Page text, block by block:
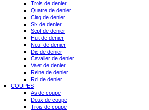
Trois de denier
Quatre de denier
Cinq de denier
Six de denier
Sept de denier
Huit de denier
Neuf de denier
Dix de denier
Cavalier de denier
Valet de denier
Reine de denier
Roi de denier
COUPES
As de coupe
Deux de coupe
Trois de coupe